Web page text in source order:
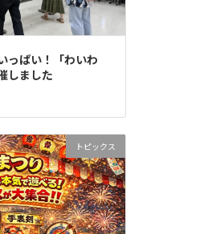
っぱい！「わいわ
しました
トピックス